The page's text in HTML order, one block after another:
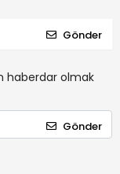
Gönder
haberdar olmak
Gönder